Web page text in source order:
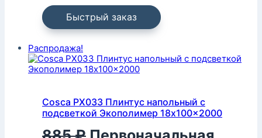
Быстрый заказ
Распродажа!
Cosca PX033 Плинтус напольный с
подсветкой Экополимер 18x100x2000